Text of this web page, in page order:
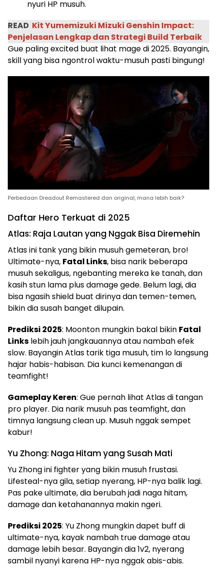
nyuri HP musuh.
READ Kit Yumemizuki Mizuki Genshin Impact:
Penjelasan Lengkap dan Strategi Build Terbaik
Gue paling excited buat lihat mage di 2025. Bayangin,
skill yang bisa ngontrol waktu-musuh pasti bingung!
Perbedaan Dreadout Remastered dan original, mana lebih baik?
Daftar Hero Terkuat di 2025
Atlas: Raja Lautan yang Nggak Bisa Diremehin
Atlas ini tank yang bikin musuh gemeteran, bro!
Ultimate-nya, Fatal Links, bisa narik beberapa
musuh sekaligus, ngebanting mereka ke tanah, dan
kasih stun lama plus damage gede. Belum lagi, dia
bisa ngasih shield buat dirinya dan temen-temen,
bikin dia susah banget dilupain.
Prediksi 2025: Moonton mungkin bakal bikin Fatal
Links lebih jauh jangkauannya atau nambah efek
slow. Bayangin Atlas tarik tiga musuh, tim lo langsung
hajar habis-habisan. Dia kunci kemenangan di
teamfight!
Gameplay Keren: Gue pernah lihat Atlas di tangan
pro player. Dia narik musuh pas teamfight, dan
timnya langsung clean up. Musuh nggak sempet
kabur!
Yu Zhong: Naga Hitam yang Susah Mati
Yu Zhong ini fighter yang bikin musuh frustasi.
Lifesteal-nya gila, setiap nyerang, HP-nya balik lagi.
Pas pake ultimate, dia berubah jadi naga hitam,
damage dan ketahanannya makin ngeri.
Prediksi 2025: Yu Zhong mungkin dapet buff di
ultimate-nya, kayak nambah true damage atau
damage lebih besar. Bayangin dia 1v2, nyerang
sambil nyanyi karena HP-nya nggak abis-abis.